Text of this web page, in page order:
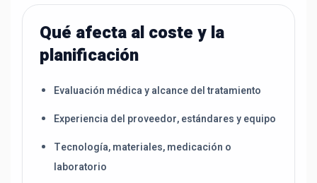
Qué afecta al coste y la
planificación
Evaluación médica y alcance del tratamiento
Experiencia del proveedor, estándares y equipo
Tecnología, materiales, medicación o
laboratorio